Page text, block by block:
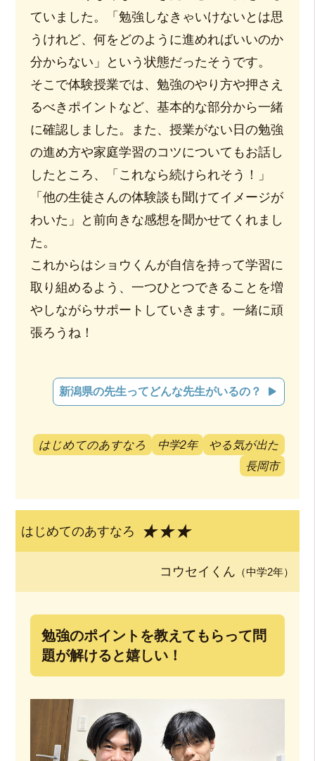
ていました。「勉強しなきゃいけないとは思
うけれど、何をどのように進めればいいのか
分からない」という状態だったそうです。
そこで体験授業では、勉強のやり方や押さえ
るべきポイントなど、基本的な部分から一緒
に確認しました。また、授業がない日の勉強
の進め方や家庭学習のコツについてもお話し
したところ、「これなら続けられそう！」
「他の生徒さんの体験談も聞けてイメージが
わいた」と前向きな感想を聞かせてくれまし
た。
これからはショウくんが自信を持って学習に
取り組めるよう、一つひとつできることを増
やしながらサポートしていきます。一緒に頑
張ろうね！
新潟県の先生ってどんな先生がいるの？
はじめてのあすなろ 中学2年
やる気が出た
長岡市
はじめてのあすなろ ★★★
コウセイくん （中学2年）
勉強のポイントを教えてもらって問
題が解けると嬉しい！